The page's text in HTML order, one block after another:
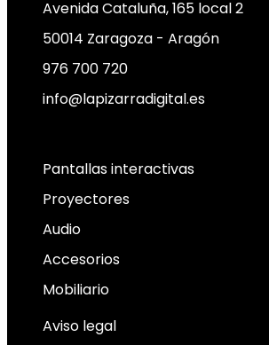
Avenida Cataluña, 165 local 2
50014 Zaragoza - Aragón
976 700 720
info@lapizarradigital.es
Pantallas interactivas
Proyectores
Audio
Accesorios
Mobiliario
Aviso legal